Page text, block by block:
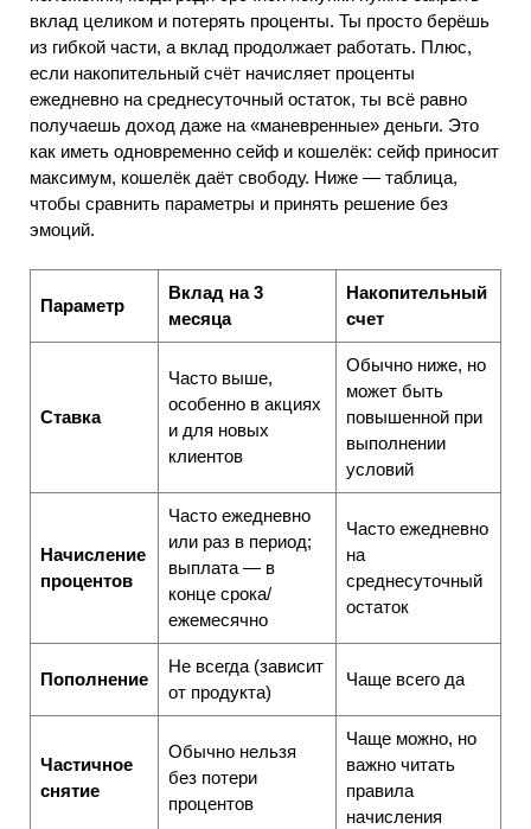
вклад целиком и потерять проценты. Ты просто берёшь
из гибкой части, а вклад продолжает работать. Плюс,
если накопительный счёт начисляет проценты
ежедневно на среднесуточный остаток, ты всё равно
получаешь доход даже на «маневренные» деньги. Это
как иметь одновременно сейф и кошелёк: сейф приносит
максимум, кошелёк даёт свободу. Ниже — таблица,
чтобы сравнить параметры и принять решение без
эмоций.
Параметр
Вклад на 3
месяца
Накопительный
счет
Ставка
Часто выше,
особенно в акциях
и для новых
клиентов
Обычно ниже, но
может быть
повышенной при
выполнении
условий
Начисление
процентов
Часто ежедневно
или раз в период;
выплата — в
конце срока/
ежемесячно
Часто ежедневно
на
среднесуточный
остаток
Пополнение
Не всегда (зависит
от продукта)
Чаще всего да
Частичное
снятие
Обычно нельзя
без потери
процентов
Чаще можно, но
важно читать
правила
начисления